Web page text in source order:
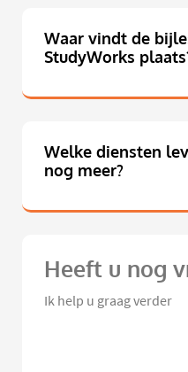
Waar vindt de
StudyWorks
Welke diensten
nog meer?
Heeft u nog
Ik help u graag verder